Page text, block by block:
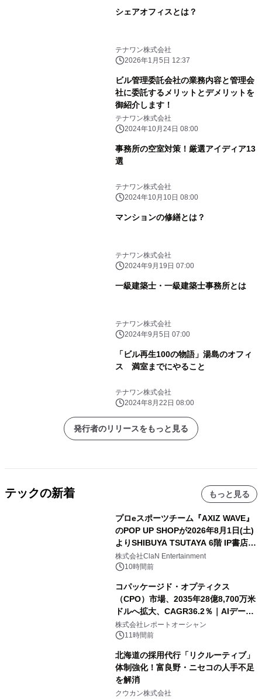
シェアオフィスとは？
テナワン株式会社
2026年1月5日 12:37
ビル管理委託会社の業務内容と管理会
社に委託するメリットとデメリットを
御紹介します！
テナワン株式会社
2024年10月24日 08:00
事務所の空室対策！厳選アイディア13
選
テナワン株式会社
2024年10月10日 08:00
マンションの修繕とは？
テナワン株式会社
2024年9月19日 07:00
一級建築士・一級建築士事務所とは
テナワン株式会社
2024年9月5日 07:00
「ビル再生100の物語」湯島のオフィ
ス 満室までにやること
テナワン株式会社
2024年8月22日 08:00
発行者のリリースをもっと見る
テックの新着 もっと見る
プロeスポーツチーム『AXIZ WAVE』
のPOP UP SHOPが2026年8月1日(土)
よりSHIBUYA TSUTAYA 6階 IP書店で
開催決定！！
株式会社ClaN Entertainment
10時間前
コパッケージド・オプティクス
（CPO）市場、2035年28億8,700万米
ドルへ拡大、CAGR36.2％｜AIデータ
センター・高速光通信需要が成長を加
速
株式会社レポートオーシャン
11時間前
北海道の採用代行「リクルーティブ」
体制強化！富良野・ニセコの人手不足
を解消
クウカン株式会社